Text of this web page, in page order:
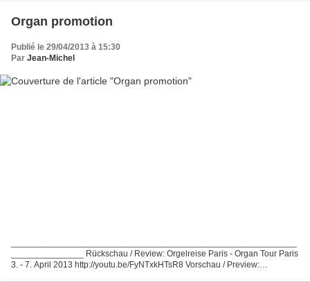
Organ promotion
Publié le 29/04/2013 à 15:30
Par Jean-Michel
_______________ Rückschau / Review: Orgelreise Paris - Organ Tour Paris
3. - 7. April 2013 http://youtu.be/FyNTxkHTsR8 Vorschau / Preview: